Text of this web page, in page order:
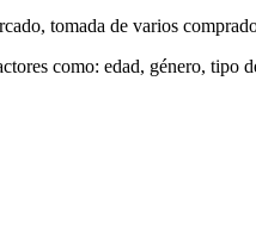
tomada de varios
como: edad, género,